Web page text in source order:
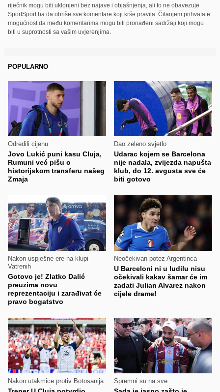
riječnik mogu biti uklonjeni bez najave i objašnjenja, ali to ne obavezuje
SportSport.ba da obriše sve komentare koji krše pravila. Čitanjem prihvatate
mogućnost da među komentarima mogu biti pronađeni sadržaji koji mogu
biti u suprotnosti sa vašim uvjerenjima.
POPULARNO
Odredili cijenu
Jovo Lukić puni kasu Cluja,
Rumuni već pišu o
historijskom transferu našeg
Zmaja
Dao zeleno svjetlo
Udarac kojem se Barcelona
nije nadala, zvijezda napušta
klub, do 12. avgusta sve će
biti gotovo
Nakon uspješne ere na klupi
Vatrenih
Gotovo je! Zlatko Dalić
preuzima novu
reprezentaciju i zarađivat će
pravo bogatstvo
Neočekivan potez Argentinca
U Barceloni ni u ludilu nisu
očekivali kakav šamar će im
zadati Julian Alvarez nakon
cijele drame!
Nakon utakmice protiv Botosanija Spremni su na sve